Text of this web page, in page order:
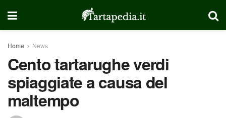
Home News
Cento tartarughe verdi
spiaggiate a causa del
maltempo